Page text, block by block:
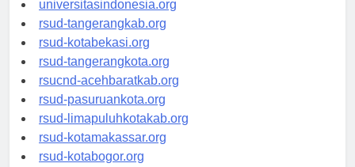
universitasindonesia.org
rsud-tangerangkab.org
rsud-kotabekasi.org
rsud-tangerangkota.org
rsucnd-acehbaratkab.org
rsud-pasuruankota.org
rsud-limapuluhkotakab.org
rsud-kotamakassar.org
rsud-kotabogor.org